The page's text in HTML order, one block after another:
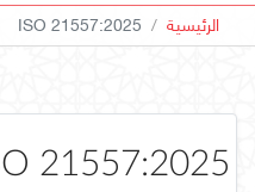
الرئيسية ISO 21557:2025
21557:2025